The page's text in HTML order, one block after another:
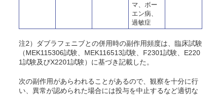
マ、ボー
エン病、
過敏症
注2）ダブラフェニブとの併用時の副作用頻度は、臨床試験
（MEK115306試験、MEK116513試験、F2301試験、E220
1試験及びX2201試験）に基づき記載した。
次の副作用があらわれることがあるので、観察を十分に行
い、異常が認められた場合には投与を中止するなど適切な